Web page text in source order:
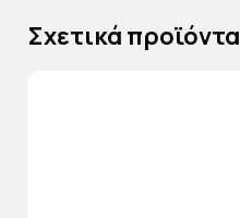
Σχετικά προϊόντα